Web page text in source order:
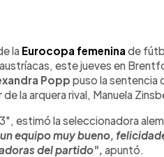
la Eurocopa femenina de
este jueves en
Popp puso la sentencia
la arquera rival, Manuela
estimó la seleccionadora
equipo muy bueno,
del partido", apuntó.